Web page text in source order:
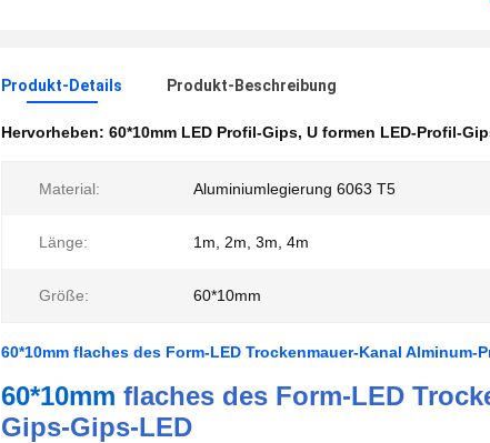
Produkt-Details Produkt-Beschreibung
Hervorheben: 60*10mm LED Profil-Gips, U formen LED-Profil-
Material: Aluminiumlegierung 6063 T5
Länge: 1m, 2m, 3m, 4m
Größe: 60*10mm
60*10mm flaches des Form-LED Trockenmauer-Kanal Alminum-
60*10mm flaches des Form-LED
Gips-Gips-LED